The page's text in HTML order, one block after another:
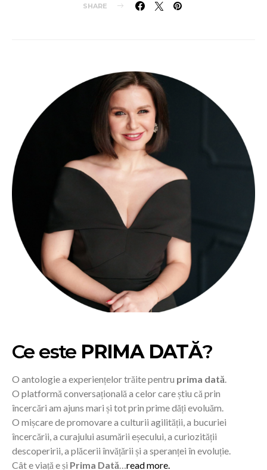
SHARE
Ce este PRIMA DATĂ?
O antologie a experiențelor trăite pentru prima dată.
O platformă conversațională a celor care știu că prin
încercări am ajuns mari și tot prin prime dăți evoluăm.
O mișcare de promovare a culturii agilității, a bucuriei
încercării, a curajului asumării eșecului, a curiozității
descoperirii, a plăcerii învățării și a speranței în evoluție.
Cât e viață e și Prima Dată…read more.